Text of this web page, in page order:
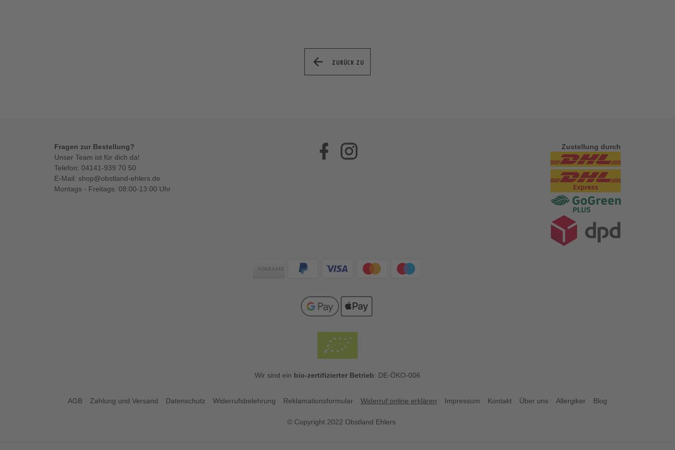
ZURÜCK ZU
Fragen zur Bestellung?
Unser Team ist für dich da!
Telefon: 04141-939 70 50
E-Mail: shop@obstland-ehlers.de
Montags - Freitags: 08:00-13:00 Uhr
Facebook Zustellung durch
Zahlungsarten
Wir sind ein bio-zertifizierter Betrieb: DE-ÖKO-006
AGB Zahlung und Versand Datenschutz Widerrufsbelehrung Reklamationsformular Widerruf online erklären Impressum Kontakt Über uns Allergiker Blog
© Copyright 2022 Obstland Ehlers